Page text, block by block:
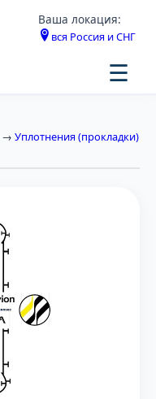
Ваша локация:
вся Россия и СНГ
☰
→ Уплотнения (прокладки)